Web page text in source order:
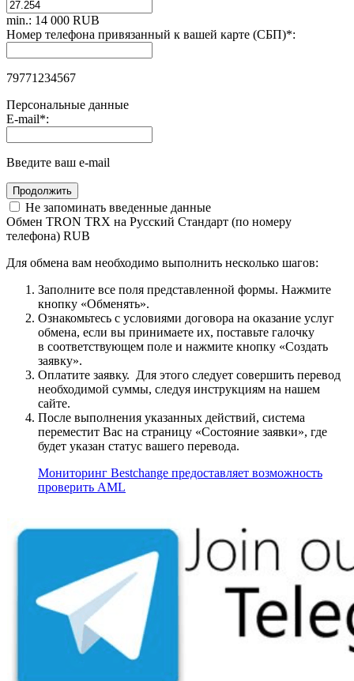
min.: 14 000 RUB
Номер телефона привязанный к вашей карте (СБП)*:
79771234567
Персональные данные
E-mail*:
Введите ваш e-mail
Не запоминать введенные данные
Обмен TRON TRX на Русский Стандарт (по номеру
телефона) RUB
Для обмена вам необходимо выполнить несколько шагов:
Заполните все поля представленной формы. Нажмите
кнопку «Обменять».
Ознакомьтесь с условиями договора на оказание услуг
обмена, если вы принимаете их, поставьте галочку
в соответствующем поле и нажмите кнопку «Создать
заявку».
Оплатите заявку. Для этого следует совершить перевод
необходимой суммы, следуя инструкциям на нашем
сайте.
После выполнения указанных действий, система
переместит Вас на страницу «Состояние заявки», где
будет указан статус вашего перевода.
Мониторинг Bestchange предоставляет возможность
проверить AML